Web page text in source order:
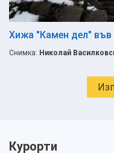
Хижа "Камен дел"
Снимка: Николай
Курорти